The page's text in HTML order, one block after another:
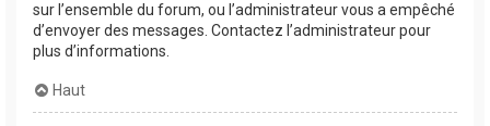
sur l’ensemble du forum, ou l’administrateur vous a empêché
d’envoyer des messages. Contactez l’administrateur pour
plus d’informations.
Haut